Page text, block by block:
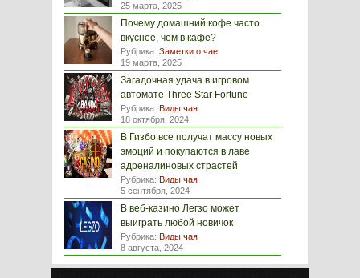
25 марта, 2025
Почему домашний кофе часто
вкуснее, чем в кафе?
Рубрика: Заметки о чае
19 марта, 2025
Загадочная удача в игровом
автомате Three Star Fortune
Рубрика: Виды чая
18 октября, 2024
В Гизбо все получат массу новых
эмоций и покупаются в лаве
адреналиновых страстей
Рубрика: Виды чая
5 сентября, 2024
В веб-казино Легзо может
выиграть любой новичок
Рубрика: Виды чая
8 августа, 2024